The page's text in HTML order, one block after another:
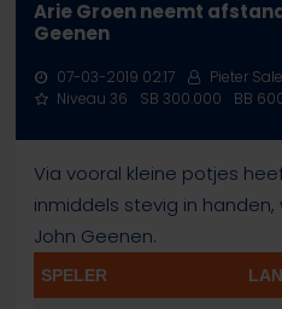
Arie Groen neemt
Geenen
07-03-2019 02:17
Pieter
Niveau 36
SB 300.000 BB
Via vooral kleine potjes
inmiddels stevig in
John Geenen.
SPELER